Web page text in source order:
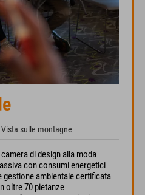
sulle montagne
di design alla moda
con consumi energetici
gestione ambientale certificata
oltre 70 pietanze